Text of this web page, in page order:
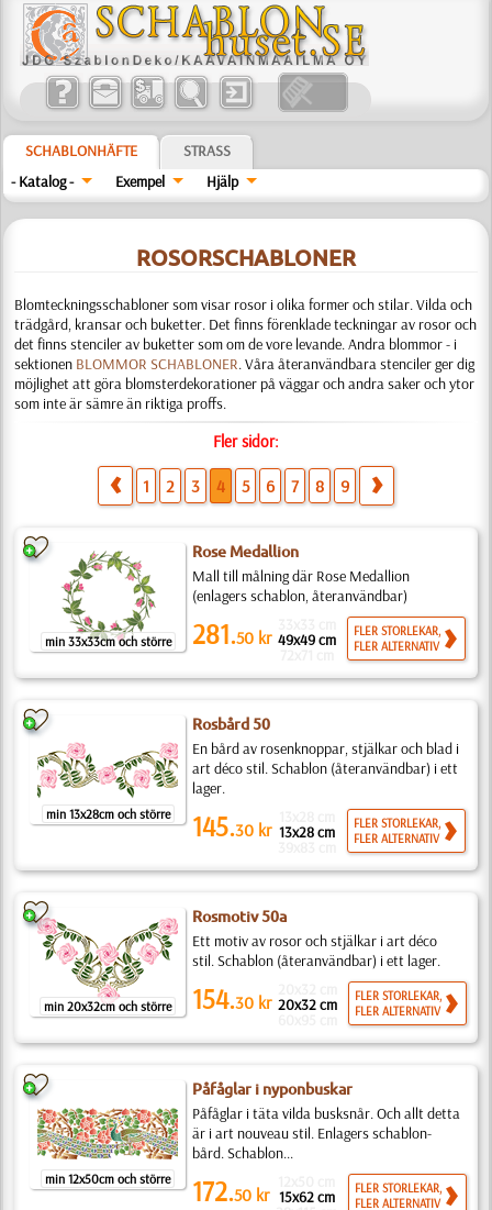
SCHABLONHÄFTE
STRASS
- Katalog -
Exempel Hjälp
ROSORSCHABLONER
Blomteckningsschabloner som visar rosor i olika former och stilar. Vilda och
trädgård, kransar och buketter. Det finns förenklade teckningar av rosor och
det finns stenciler av buketter som om de vore levande. Andra blommor - i
sektionen BLOMMOR SCHABLONER. Våra återanvändbara stenciler ger dig
möjlighet att göra blomsterdekorationer på väggar och andra saker och ytor
som inte är sämre än riktiga proffs.
Fler sidor:
1 2 3 4 5 6 7 8 9
min 33x33cm och större
Rose Medallion
Mall till målning där Rose Medallion
(enlagers schablon, återanvändbar)
281.50 kr 49x49 cm
FLER STORLEKAR,
FLER ALTERNATIV
min 13x28cm och större
Rosbård 50
En bård av rosenknoppar, stjälkar och blad i
art déco stil. Schablon (återanvändbar) i ett
lager.
145.30 kr 13x28 cm
FLER STORLEKAR,
FLER ALTERNATIV
min 20x32cm och större
Rosmotiv 50a
Ett motiv av rosor och stjälkar i art déco
stil. Schablon (återanvändbar) i ett lager.
154.30 kr 20x32 cm
FLER STORLEKAR,
FLER ALTERNATIV
min 12x50cm och större
Påfåglar i nyponbuskar
Påfåglar i täta vilda busksnår. Och allt detta
är i art nouveau stil. Enlagers schablon-
bård. Schablon...
172.50 kr 15x62 cm
FLER STORLEKAR,
FLER ALTERNATIV